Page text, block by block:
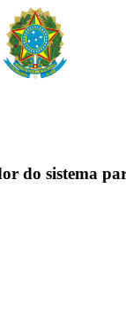
do sistema